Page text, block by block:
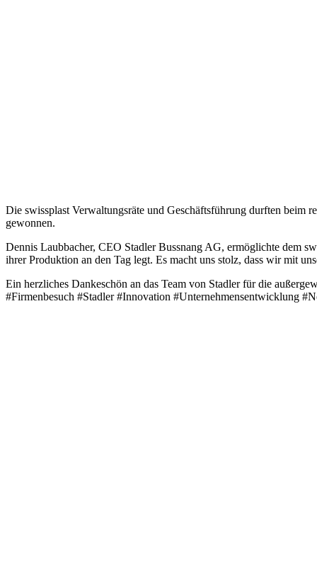
Die swissplast Verwaltungsräte und Geschäftsführung durften beim
gewonnen.
Dennis Laubbacher, CEO Stadler Bussnang AG, ermöglichte dem
ihrer Produktion an den Tag legt. Es macht uns stolz, dass wir mit
Ein herzliches Dankeschön an das Team von Stadler für die
#Firmenbesuch #Stadler #Innovation #Unternehmensentwicklung